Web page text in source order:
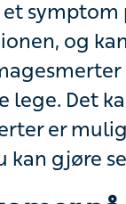
på en hel
å
årsaker
og at det er